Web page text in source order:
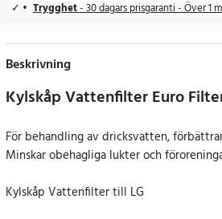
Trygghet- 30 dagars prisgaranti - Över 1
Beskrivning
Kylskåp Vattenfilter Euro
För behandling av dricksvatten,
Minskar obehagliga lukter och
Kylskåp Vattenfilter till LG